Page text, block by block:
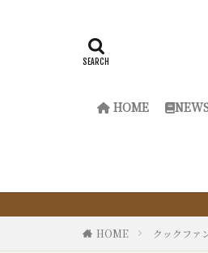
HOME
HOME クックファ